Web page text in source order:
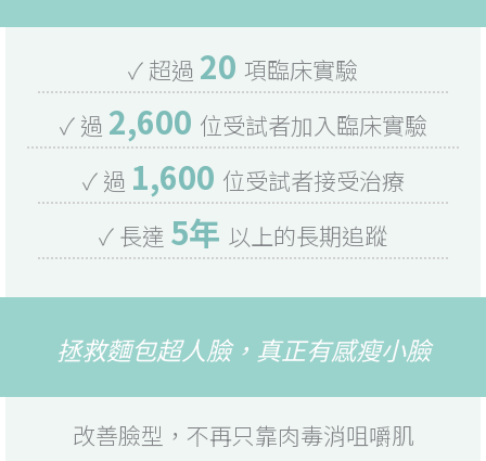
✓ 超過 20 項臨床實驗
✓ 過 2,600 位受試者加入臨床實驗
✓ 過 1,600 位受試者接受治療
✓ 長達 5年 以上的長期追蹤
拯救麵包超人臉，真正有感瘦小臉
改善臉型，不再只靠肉毒消咀嚼肌